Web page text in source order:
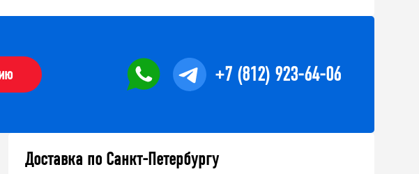
+7 (812) 923-64-06
Доставка по Санкт-Петербургу